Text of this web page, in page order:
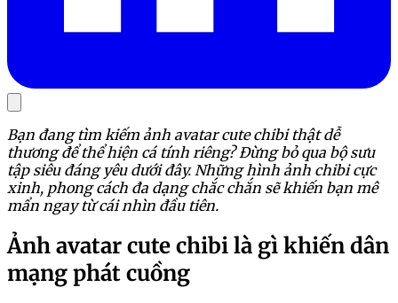
Bạn đang tìm kiếm ảnh avatar cute chibi thật dễ
thương để thể hiện cá tính riêng? Đừng bỏ qua bộ sưu
tập siêu đáng yêu dưới đây. Những hình ảnh chibi cực
xinh, phong cách đa dạng chắc chắn sẽ khiến bạn mê
mẩn ngay từ cái nhìn đầu tiên.
Ảnh avatar cute chibi là gì khiến dân
mạng phát cuồng